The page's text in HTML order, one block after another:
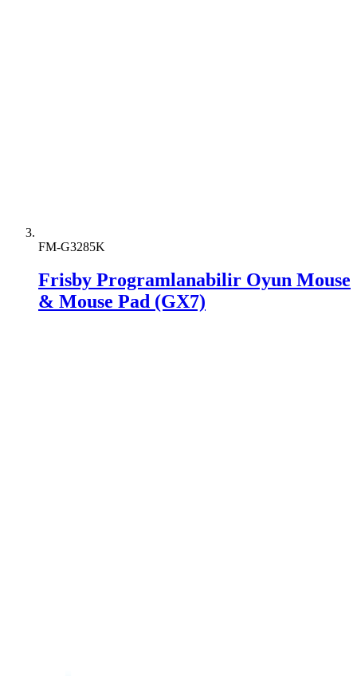
FM-G3285K
Frisby Programlanabilir Oyun Mouse
& Mouse Pad (GX7)